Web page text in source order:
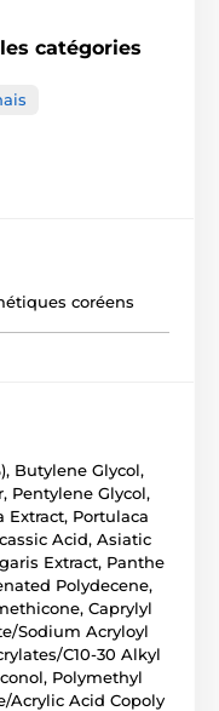
catégories
coréens
Butylene Glycol,
Pentylene Glycol,
Extract, Portulaca
Acid, Asiatic
Extract, Panthe
Polydecene,
Caprylyl
Sodium Acryloyl
C10-30 Alkyl
Polymethyl
Acrylic Acid Copoly